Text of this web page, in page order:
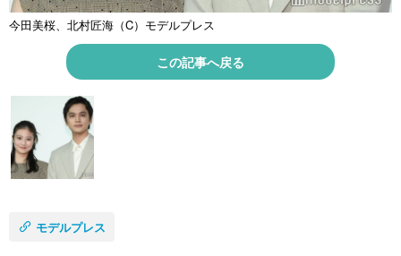
今田美桜、北村匠海（C）モデルプレス
この記事へ戻る
モデルプレス